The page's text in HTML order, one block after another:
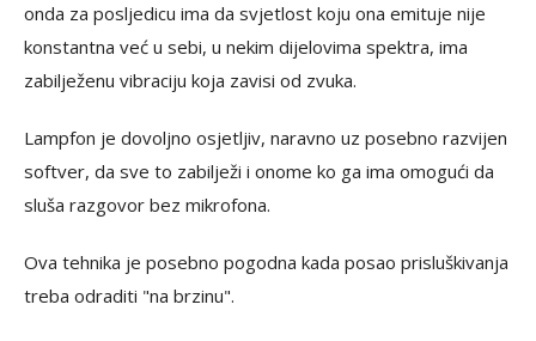
onda za posljedicu ima da svjetlost koju ona emituje nije
konstantna već u sebi, u nekim dijelovima spektra, ima
zabilježenu vibraciju koja zavisi od zvuka.
Lampfon je dovoljno osjetljiv, naravno uz posebno razvijen
softver, da sve to zabilježi i onome ko ga ima omogući da
sluša razgovor bez mikrofona.
Ova tehnika je posebno pogodna kada posao prisluškivanja
treba odraditi "na brzinu".